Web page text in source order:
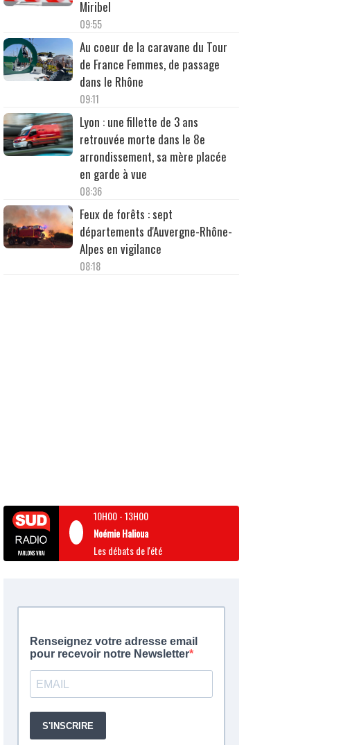
Miribel
09:55
Au coeur de la caravane du Tour
de France Femmes, de passage
dans le Rhône
09:11
Lyon : une fillette de 3 ans
retrouvée morte dans le 8e
arrondissement, sa mère placée
en garde à vue
08:36
Feux de forêts : sept
départements d'Auvergne-Rhône-
Alpes en vigilance
08:18
10H00-13H00
Noémie Halioua
Les débats de l'été